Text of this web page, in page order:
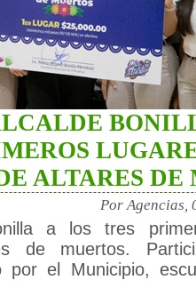
ALTARES DE
Por Agencias,
a los tres
de muertos.
por el Municipio,